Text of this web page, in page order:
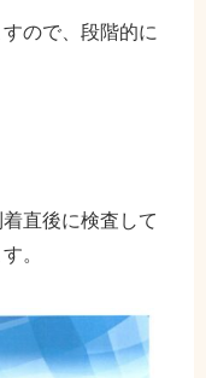
ので、段階的に
直後に検査して
。